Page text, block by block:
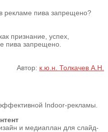
рекламе пива запрещено?
признание, успех,
пива запрещено.
Автор: к.ю.н. Толкачев А.Н.
Indoor-рекламы.
и медиаплан для слайд-